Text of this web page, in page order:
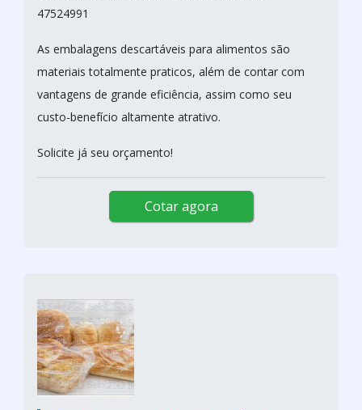
47524991
As embalagens descartáveis para alimentos são
materiais totalmente praticos, além de contar com
vantagens de grande eficiência, assim como seu
custo-benefício altamente atrativo.
Solicite já seu orçamento!
Cotar agora